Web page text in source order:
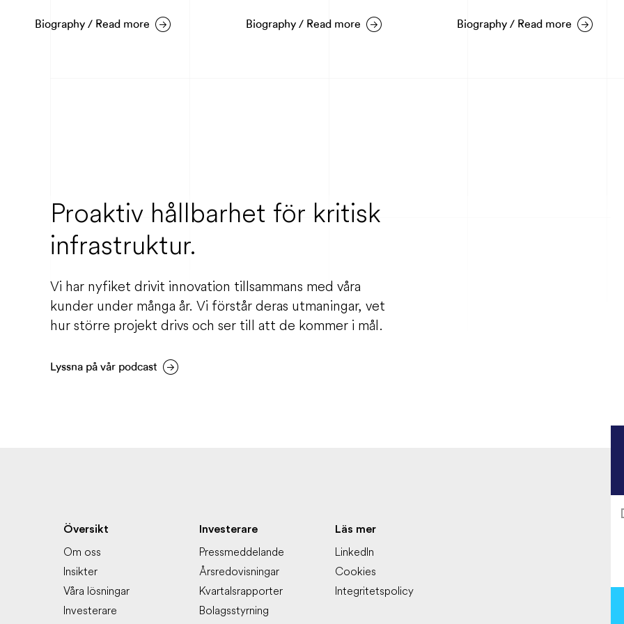
/ Read more Biography / Read more Biography / Read more
Proaktiv hållbarhet för kritisk
infrastruktur.
Vi har nyfiket drivit innovation tillsammans med våra
kunder under många år. Vi förstår deras utmaningar, vet
hur större projekt drivs och ser till att de kommer i mål.
Lyssna på vår podcast
Översikt
Om oss
Insikter
Våra lösningar
Investerare
Investerare
Pressmeddelande
Årsredovisningar
Kvartalsrapporter
Bolagsstyrning
Läs mer
LinkedIn
Cookies
Integritetspolicy